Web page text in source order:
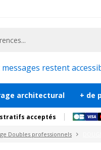
communication, stand
restent
architectural + de
acceptés
Doubles professionnels